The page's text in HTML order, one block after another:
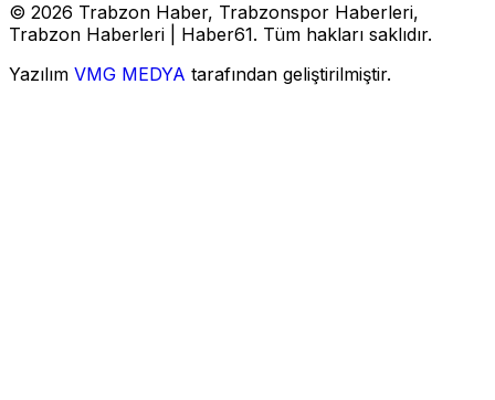
© 2026 Trabzon Haber, Trabzonspor Haberleri,
Trabzon Haberleri | Haber61. Tüm hakları saklıdır.
Yazılım VMG MEDYA tarafından geliştirilmiştir.